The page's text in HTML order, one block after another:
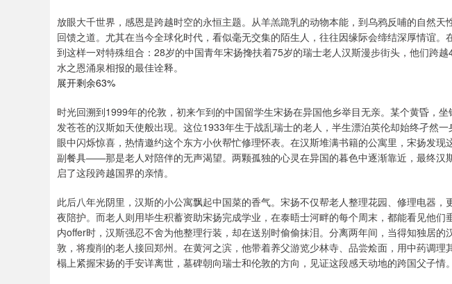
放眼大千世界，感恩是跨越时空的永恒主题。从羊羔跪乳的动物本能，到乌鸦反哺的自然天
回馈之道。尤其在当今全球化时代，看似毫无交集的陌生人，往往因缘际会缔结深厚情谊。
到这样一对特殊组合：28岁的中国青年宋扬搀扶着75岁的瑞士老人汉斯漫步街头，他们跨
水之恩涌泉相报的最佳诠释。
展开剩余63%
时光回溯到1999年的伦敦，初来乍到的中国留学生宋扬在异国他乡举目无亲。某个黄昏，
发苍苍的汉斯如天使般出现。这位1933年生于战乱瑞士的老人，半生漂泊英伦却始终孑然
眼中闪烁惊喜，热情邀约这个东方小伙帮忙修理怀表。在汉斯堆满书籍的公寓里，宋扬发现
副餐具——那是老人对陪伴的无声渴望。两颗孤独的心灵在异国的暮色中逐渐靠近，最终汉
启了这段跨越国界的亲情。
此后八年光阴里，汉斯的小公寓飘起中国菜的香气。宋扬不仅帮老人整理花园、修理电器，
夜陪护。而老人则用毕生积蓄资助宋扬完成学业，在泰晤士河畔的每个周末，都能看见他们
内offer时，汉斯强忍不舍为他整理行装，却在送别时偷偷抹泪。分离两年间，当得知独居的
敦，将瘦削的老人接回郑州。在黄河之滨，他带着养父游览少林寺、品尝烩面，用中药调理
榻上紧握宋扬的手安详离世，墓碑朝向瑞士和伦敦的方向，见证这段感天动地的跨国父子情。